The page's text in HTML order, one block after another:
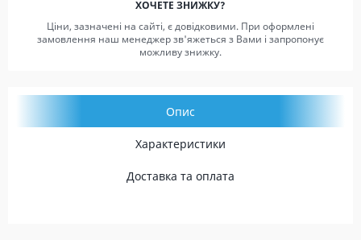
ХОЧЕТЕ ЗНИЖКУ?
Ціни, зазначені на сайті, є довідковими. При оформлені
замовлення наш менеджер зв'яжеться з Вами і запропонує
можливу знижку.
Опис
Характеристики
Доставка та оплата